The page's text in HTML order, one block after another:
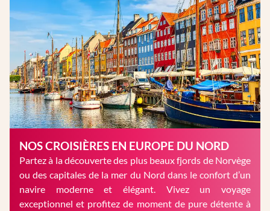
NOS CROISIÈRES EN EUROPE DU NORD
Partez à la découverte des plus beaux fjords de Norvège
ou des capitales de la mer du Nord dans le confort d’un
navire moderne et élégant. Vivez un voyage
exceptionnel et profitez de moment de pure détente à